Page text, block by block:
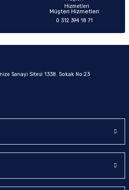
Müşteri Hizmetleri
0 312 394 18 71
Sanayi Sitesi 1338. Sokak No:23